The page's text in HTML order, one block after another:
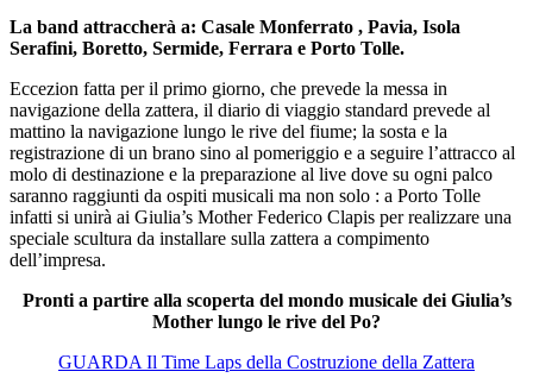
La band attraccherà a: Casale Monferrato , Pavia, Isola
Serafini, Boretto, Sermide, Ferrara e Porto Tolle.
Eccezion fatta per il primo giorno, che prevede la messa in
navigazione della zattera, il diario di viaggio standard prevede al
mattino la navigazione lungo le rive del fiume; la sosta e la
registrazione di un brano sino al pomeriggio e a seguire l’attracco al
molo di destinazione e la preparazione al live dove su ogni palco
saranno raggiunti da ospiti musicali ma non solo : a Porto Tolle
infatti si unirà ai Giulia’s Mother Federico Clapis per realizzare una
speciale scultura da installare sulla zattera a compimento
dell’impresa.
Pronti a partire alla scoperta del mondo musicale dei Giulia’s
Mother lungo le rive del Po?
GUARDA Il Time Laps della Costruzione della Zattera